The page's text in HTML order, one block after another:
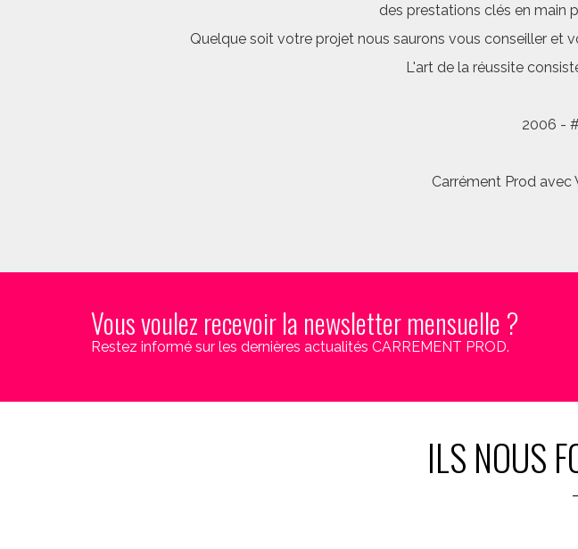
des prestations clés en main
Quelque soit votre projet nous saurons vous conseiller et
L'art de la réussite
2006 -
Carrément Prod avec
Vous voulez recevoir la newsletter mensuelle ?
Restez informé sur les dernières actualités CARREMENT PROD.
ILS NOUS